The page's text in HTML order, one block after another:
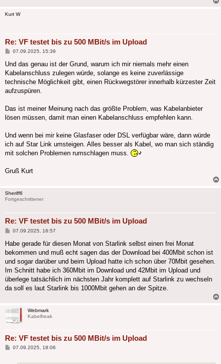
Kurt W
Re: VF testet bis zu 500 MBit/s im Upload
Beitrag
07.09.2025, 15:39
Und das genau ist der Grund, warum ich mir niemals mehr einen
Kabelanschluss zulegen würde, solange es keine zuverlässige
technische Möglichkeit gibt, einen Rückwegstörer innerhalb kürzester Zeit
aufzuspüren.
Das ist meiner Meinung nach das größte Problem, was Kabelanbieter
lösen müssen, damit man einen Kabelanschluss empfehlen kann.
Und wenn bei mir keine Glasfaser oder DSL verfügbar wäre, dann würde
ich auf Star Link umsteigen. Alles besser als Kabel, wo man sich ständig
mit solchen Problemen rumschlagen muss.
Gruß Kurt
Sheriff6
Fortgeschrittener
Re: VF testet bis zu 500 MBit/s im Upload
Beitrag
07.09.2025, 16:57
Habe gerade für diesen Monat von Starlink selbst einen frei Monat
bekommen und muß echt sagen das der Download bei 400Mbit schon ist
und sogar darüber und beim Upload hatte ich schon über 70Mbit gesehen.
Im Schnitt habe ich 360Mbit im Download und 42Mbit im Upload und
überlege tatsächlich im nächsten Jahr komplett auf Starlink zu wechseln
da soll es laut Starlink bis 1000Mbit gehen an der Spitze.
Webmark
Kabelfreak
Re: VF testet bis zu 500 MBit/s im Upload
Beitrag
07.09.2025, 18:06